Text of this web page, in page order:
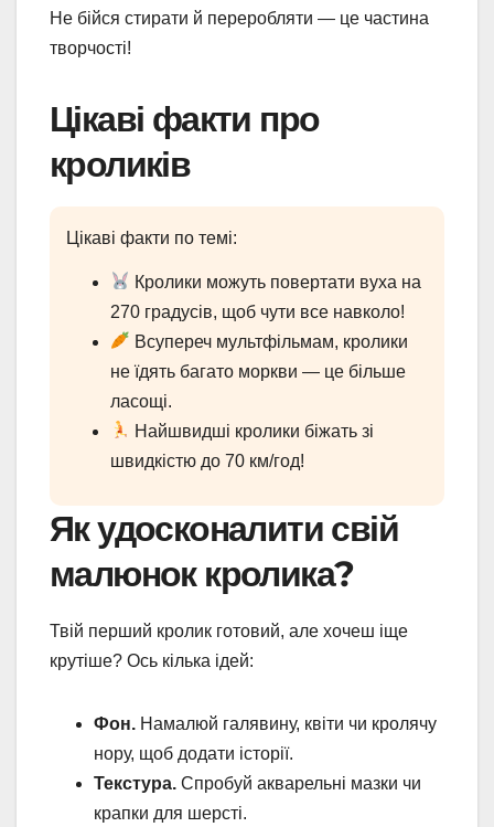
Не бійся стирати й переробляти — це частина
творчості!
Цікаві факти про
кроликів
Цікаві факти по темі:
Кролики можуть повертати вуха на
270 градусів, щоб чути все навколо!
Всупереч мультфільмам, кролики
не їдять багато моркви — це більше
ласощі.
Найшвидші кролики біжать зі
швидкістю до 70 км/год!
Як удосконалити свій
малюнок кролика?
Твій перший кролик готовий, але хочеш іще
крутіше? Ось кілька ідей:
Фон. Намалюй галявину, квіти чи кролячу
нору, щоб додати історії.
Текстура. Спробуй акварельні мазки чи
крапки для шерсті.